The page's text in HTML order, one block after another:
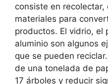
consiste en
materiales para
productos. El vidrio, el
aluminio son algunos
que se pueden
de una tonelada de
17 árboles y reducir